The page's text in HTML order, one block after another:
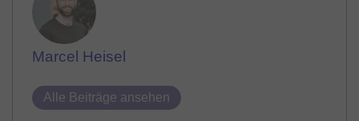
Marcel Heisel
Alle Beiträge ansehen